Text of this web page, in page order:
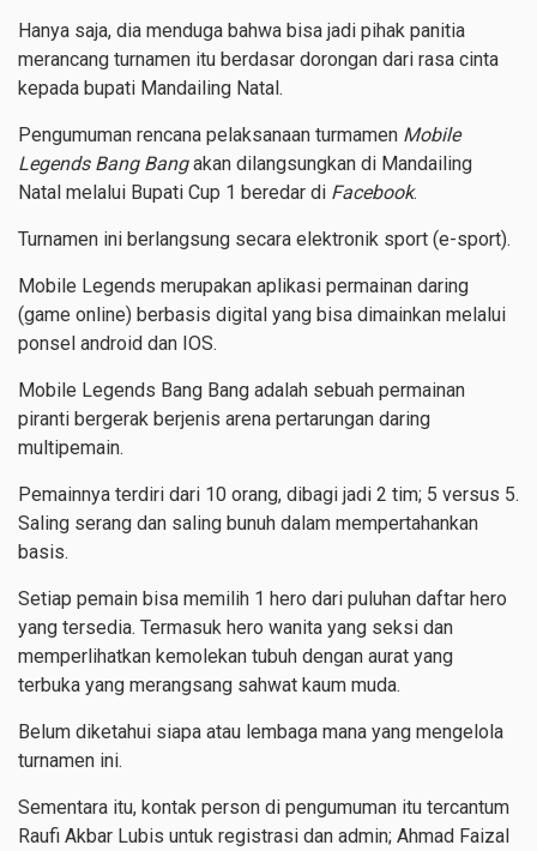
Hanya saja, dia menduga bahwa bisa jadi pihak panitia
merancang turnamen itu berdasar dorongan dari rasa cinta
kepada bupati Mandailing Natal.
Pengumuman rencana pelaksanaan turmamen Mobile
Legends Bang Bangakan dilangsungkan di Mandailing
Natal melalui Bupati Cup 1 beredar di Facebook.
Turnamen ini berlangsung secara elektronik sport (e-sport).
Mobile Legends merupakan aplikasi permainan daring
(game online) berbasis digital yang bisa dimainkan melalui
ponsel android dan IOS.
Mobile Legends Bang Bang adalah sebuah permainan
piranti bergerak berjenis arena pertarungan daring
multipemain.
Pemainnya terdiri dari 10 orang, dibagi jadi 2 tim; 5 versus 5.
Saling serang dan saling bunuh dalam mempertahankan
basis.
Setiap pemain bisa memilih 1 hero dari puluhan daftar hero
yang tersedia. Termasuk hero wanita yang seksi dan
memperlihatkan kemolekan tubuh dengan aurat yang
terbuka yang merangsang sahwat kaum muda.
Belum diketahui siapa atau lembaga mana yang mengelola
turnamen ini.
Sementara itu, kontak person di pengumuman itu tercantum
Raufi Akbar Lubis untuk registrasi dan admin; Ahmad Faizal